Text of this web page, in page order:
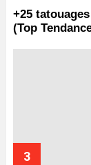
+25
(Top